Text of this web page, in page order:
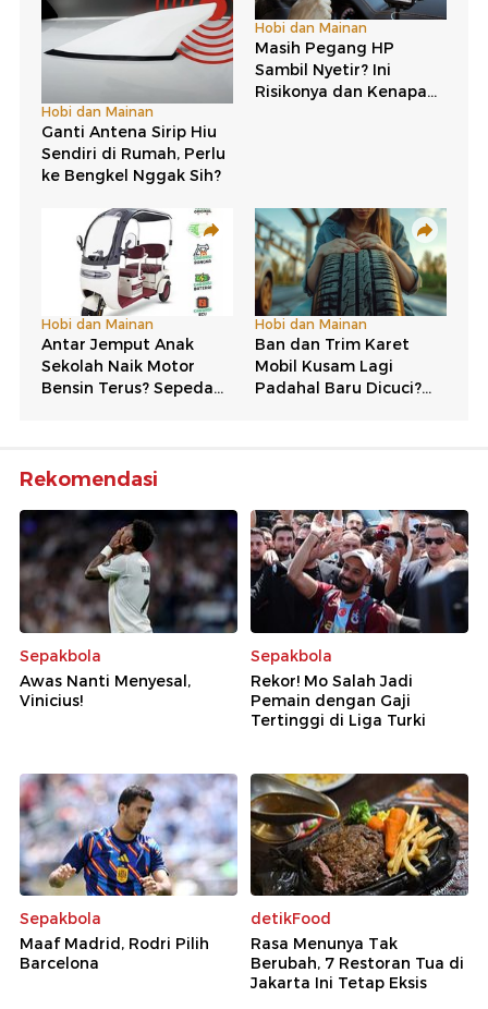
Rekomendasi
Sepakbola
Awas Nanti Menyesal,
Vinicius!
Sepakbola
Rekor! Mo Salah Jadi
Pemain dengan Gaji
Tertinggi di Liga Turki
Sepakbola
Maaf Madrid, Rodri Pilih
Barcelona
detikFood
Rasa Menunya Tak
Berubah, 7 Restoran Tua di
Jakarta Ini Tetap Eksis